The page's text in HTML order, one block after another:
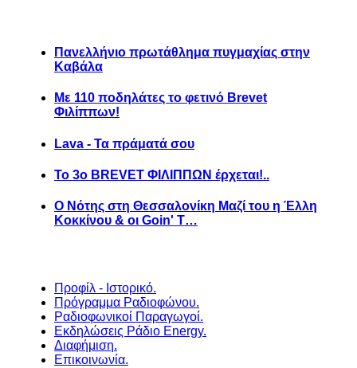
Πανελλήνιο πρωτάθλημα πυγμαχίας στην
Καβάλα
Με 110 ποδηλάτες το φετινό Brevet
Φιλίππων!
Lava - Τα πράματά σου
Το 3ο BREVET ΦΙΛΙΠΠΩΝ έρχεται!..
Ο Νότης στη Θεσσαλονίκη Μαζί του η Έλλη
Κοκκίνου & οι Goin' T…
Προφίλ - Ιστορικό.
Πρόγραμμα Ραδιοφώνου.
Ραδιοφωνικοί Παραγωγοί.
Εκδηλώσεις Ράδιο Energy.
Διαφήμιση.
Επικοινωνία.